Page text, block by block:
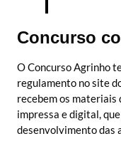
Concurso
O Concurso Agrinho
regulamento no site
recebem os materiais
impressa e digital,
desenvolvimento das